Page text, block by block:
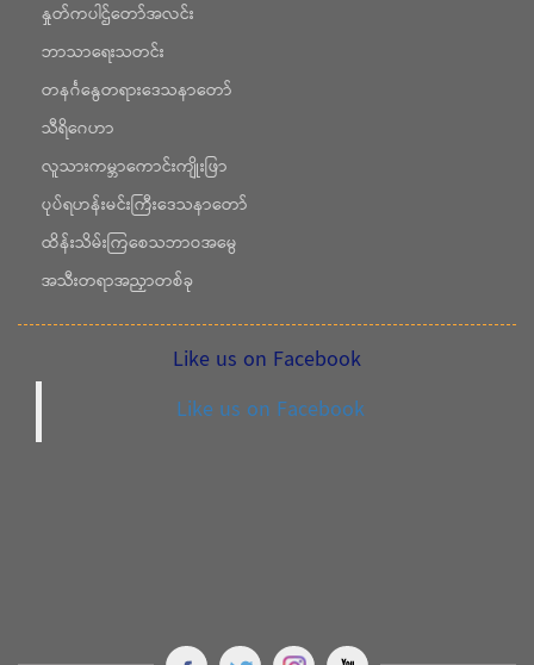
နှုတ်ကပါဌ်တော်အလင်း
ဘာသာရေးသတင်း
တနင်္ဂနွေတရားဒေသနာတော်
သီရိဂေဟာ
လူသားကမ္ဘာကောင်းကျိုးဖြာ
ပုပ်ရဟန်းမင်းကြီးဒေသနာတော်
ထိန်းသိမ်းကြစေသဘာဝအမွေ
အသီးတရာအညှာတစ်ခု
Like us on Facebook
Like us on Facebook